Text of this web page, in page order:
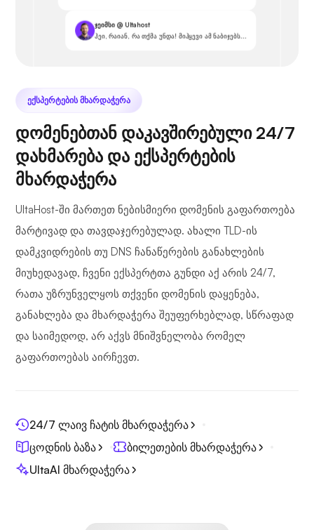
ჯეიმსი @ Ultahost
ჰეი, რაიან, რა თქმა უნდა! მიჰყევი ამ ნაბიჯებს...
ᲔᲥᲡᲞᲔᲠᲢᲔᲑᲘᲡ ᲛᲮᲐᲠᲓᲐᲭᲔᲠᲐ
დომენებთან დაკავშირებული 24/7
დახმარება და ექსპერტების
მხარდაჭერა
UltaHost-ში მართეთ ნებისმიერი დომენის გაფართოება
მარტივად და თავდაჯერებულად. ახალი TLD-ის
დამკვიდრების თუ DNS ჩანაწერების განახლების
მიუხედავად, ჩვენი ექსპერტთა გუნდი აქ არის 24/7,
რათა უზრუნველყოს თქვენი დომენის დაყენება,
განახლება და მხარდაჭერა შეუფერხებლად, სწრაფად
და საიმედოდ, არ აქვს მნიშვნელობა რომელ
გაფართოებას აირჩევთ.
24/7 ლაივ ჩატის მხარდაჭერა
ცოდნის ბაზა
ბილეთების მხარდაჭერა
UltaAI მხარდაჭერა